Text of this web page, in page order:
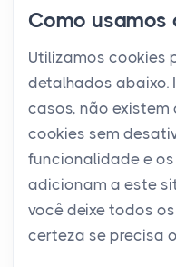
Como usamos
Utilizamos cookies
detalhados abaixo.
casos, não
cookies sem
funcionalidade e os
adicionam a este
você deixe todos
certeza se precisa